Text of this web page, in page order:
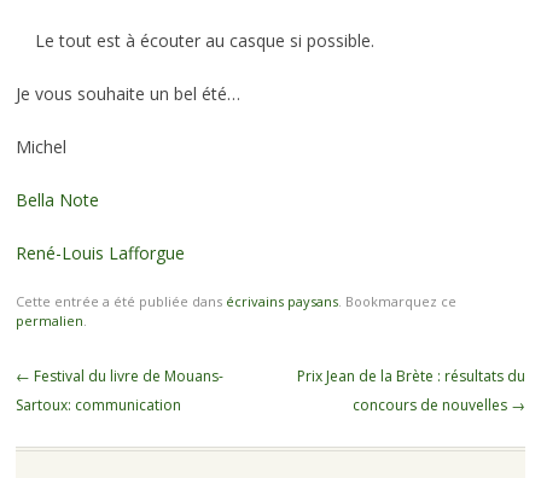
Le tout est à écouter au casque si possible.
Je vous souhaite un bel été…
Michel
Bella Note
René-Louis Lafforgue
Cette entrée a été publiée dans écrivains paysans. Bookmarquez ce
permalien
Navigation des articles
← Festival du livre de Mouans-
Sartoux: communication
Prix Jean de la Brète : résultats du
concours de nouvelles →